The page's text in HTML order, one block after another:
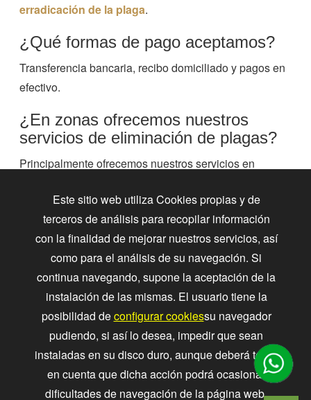
erradicación de la plaga.
¿Qué formas de pago aceptamos?
Transferencia bancaria, recibo domiciliado y pagos en
efectivo.
¿En zonas ofrecemos nuestros
servicios de eliminación de plagas?
Principalmente ofrecemos nuestros servicios en
Llobregat. También en zonas de alrededor, sobretodo
en zonas marítimas y vinícolas de la zona.
Dependiendo del tipo de plaga y su localización
podemos asesorar sobre el problema y realizar un
presupuesto gratis y sin compromiso.
Este sitio web utiliza Cookies propias y de
terceros de análisis para recopilar información
con la finalidad de mejorar nuestros servicios, así
como para el análisis de su navegación. Si
continua navegando, supone la aceptación de la
instalación de las mismas. El usuario tiene la
posibilidad deconfigurar cookiessu navegador
pudiendo, si así lo desea, impedir que sean
instaladas en su disco duro, aunque deberá tener
en cuenta que dicha acción podrá ocasionar
dificultades de navegación de la página web.